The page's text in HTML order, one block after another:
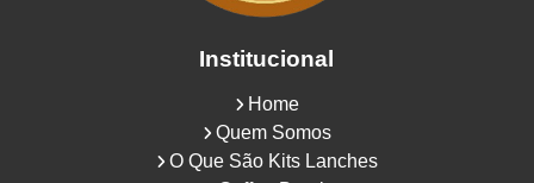
Institucional
Home
Quem Somos
O Que São Kits Lanches